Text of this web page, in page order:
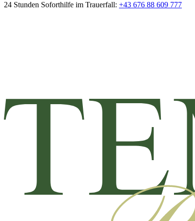
24 Stunden Soforthilfe im Trauerfall: +43 676 88 609 777